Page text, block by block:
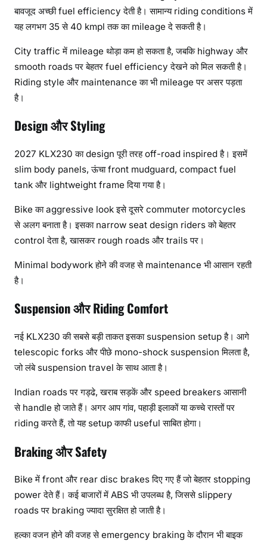
बावजूद अच्छी fuel efficiency देती है। सामान्य riding conditions में
यह लगभग 35 से 40 kmpl तक का mileage दे सकती है।
City traffic में mileage थोड़ा कम हो सकता है, जबकि highway और
smooth roads पर बेहतर fuel efficiency देखने को मिल सकती है।
Riding style और maintenance का भी mileage पर असर पड़ता
है।
Design और Styling
2027 KLX230 का design पूरी तरह off-road inspired है। इसमें
slim body panels, ऊंचा front mudguard, compact fuel
tank और lightweight frame दिया गया है।
Bike का aggressive look इसे दूसरे commuter motorcycles
से अलग बनाता है। इसका narrow seat design riders को बेहतर
control देता है, खासकर rough roads और trails पर।
Minimal bodywork होने की वजह से maintenance भी आसान रहती
है।
Suspension और Riding Comfort
नई KLX230 की सबसे बड़ी ताकत इसका suspension setup है। आगे
telescopic forks और पीछे mono-shock suspension मिलता है,
जो लंबे suspension travel के साथ आता है।
Indian roads पर गड्ढे, खराब सड़कें और speed breakers आसानी
से handle हो जाते हैं। अगर आप गांव, पहाड़ी इलाकों या कच्चे रास्तों पर
riding करते हैं, तो यह setup काफी useful साबित होगा।
Braking और Safety
Bike में front और rear disc brakes दिए गए हैं जो बेहतर stopping
power देते हैं। कई बाजारों में ABS भी उपलब्ध है, जिससे slippery
roads पर braking ज्यादा सुरक्षित हो जाती है।
हल्का वजन होने की वजह से emergency braking के दौरान भी बाइक